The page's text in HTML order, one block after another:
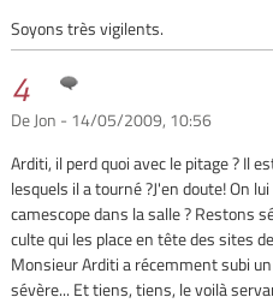
Soyons très vigilents.
4
De Jon - 14/05/2009, 10:56
Arditi, il perd quoi avec le pitage ? Il
lesquels il a tourné ?J'en doute! On
camescope dans la salle ? Restons
culte qui les place en tête des sites
Monsieur Arditi a récemment subi
sévère... Et tiens, tiens, le voilà